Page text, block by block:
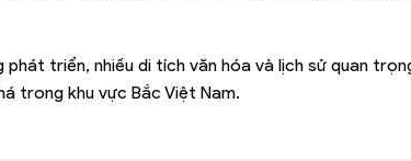
triển, nhiều di tích văn hóa và lịch sử quan
trong khu vực Bắc Việt Nam.